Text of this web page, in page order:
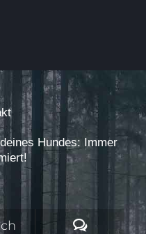
Hundes: Immer